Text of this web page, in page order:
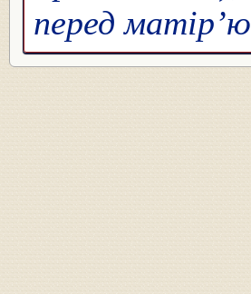
перед матір’ю